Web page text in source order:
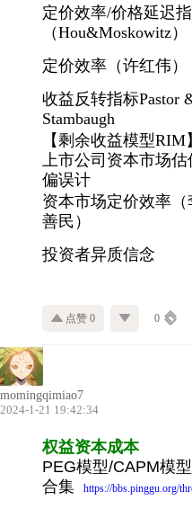
定价效率/价格延迟
（Hou&Moskowitz）
定价效率（许红伟）
收益反转指标Pastor
Stambaugh
【剩余收益模型RIM】
上市公司资本市场估
偏误计
资本市场定价效率（
善民）
投资者异质信念
点赞 0 0
momingqimiao7
2024-1-21 19:42:34
权益资本成本
PEG模型/CAPM模
合集
https://bbs.pinggu.org/